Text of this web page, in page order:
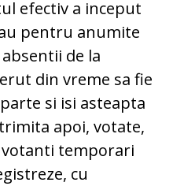
efectiv a inceput
pentru anumite
de la
din vreme sa fie
si isi asteapta
apoi, votate,
temporari
cu